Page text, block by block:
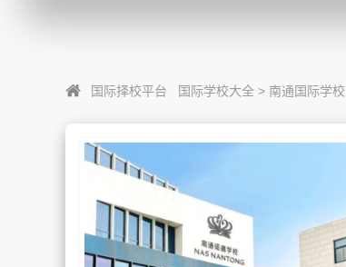
国际择校平台 国际学校大全 > 南通国际学校